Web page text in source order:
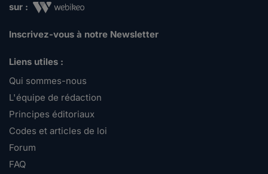
sur :
Inscrivez-vous à notre Newsletter
Liens utiles :
Qui sommes-nous
L'équipe de rédaction
Principes éditoriaux
Codes et articles de loi
Forum
FAQ